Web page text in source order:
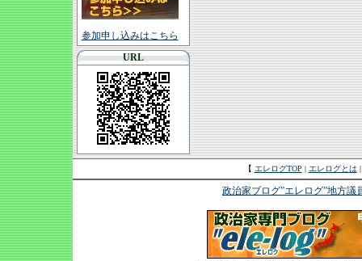
参加申し込みはこちら
URL
【 エレログTOP | エレログとは
政治家ブログ”エレログ”地方議